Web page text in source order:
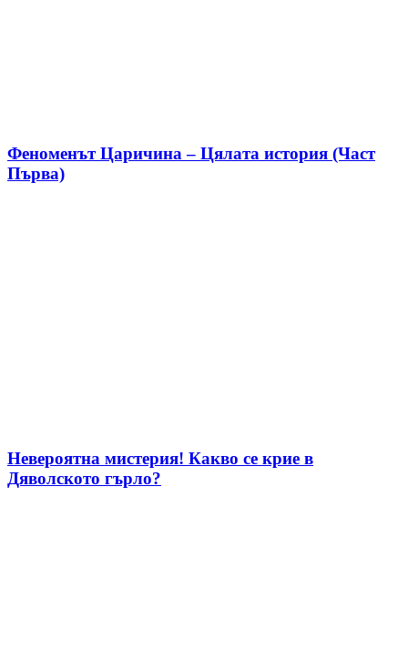
Феноменът Царичина – Цялата история (Част
Първа)
Невероятна мистерия! Какво се крие в
Дяволското гърло?